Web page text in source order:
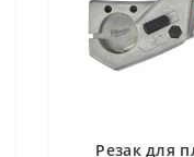
Резак для